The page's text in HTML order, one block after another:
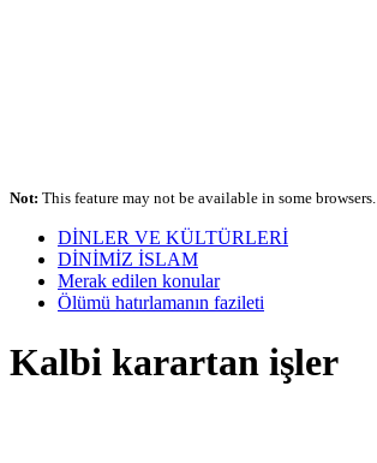
Not: This feature may not be available in some browsers.
DİNLER VE KÜLTÜRLERİ
DİNİMİZ İSLAM
Merak edilen konular
Ölümü hatırlamanın fazileti
Kalbi karartan işler